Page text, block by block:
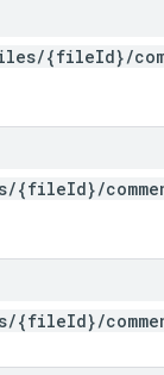
/{fileId}/
/{fileId}/
/{fileId}/